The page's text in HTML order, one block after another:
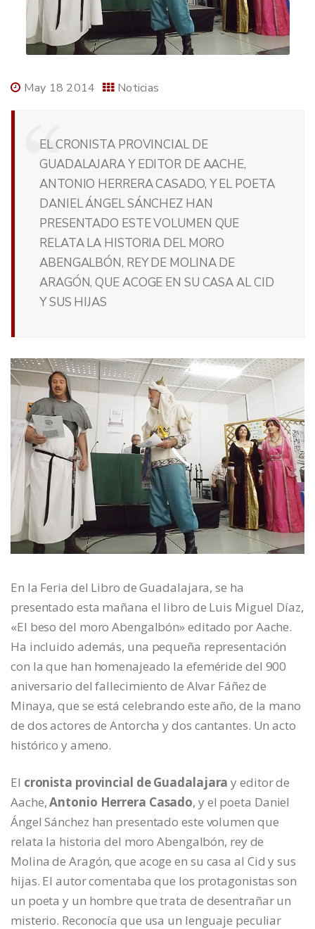
May 18 2014 Noticias
EL CRONISTA PROVINCIAL DE
GUADALAJARA Y EDITOR DE AACHE,
ANTONIO HERRERA CASADO, Y EL POETA
DANIEL ÁNGEL SÁNCHEZ HAN
PRESENTADO ESTE VOLUMEN QUE
RELATA LA HISTORIA DEL MORO
ABENGALBÓN, REY DE MOLINA DE
ARAGÓN, QUE ACOGE EN SU CASA AL CID
Y SUS HIJAS
En la Feria del Libro de Guadalajara, se ha
presentado esta mañana el libro de Luis Miguel Díaz,
«El beso del moro Abengalbón» editado por Aache.
Ha incluido además, una pequeña representación
con la que han homenajeado la efeméride del 900
aniversario del fallecimiento de Alvar Fáñez de
Minaya, que se está celebrando este año, de la mano
de dos actores de Antorcha y dos cantantes. Un acto
histórico y ameno.
El cronista provincial de Guadalajara y editor de
Aache,Antonio Herrera Casado, y el poeta Daniel
Ángel Sánchez han presentado este volumen que
relata la historia del moro Abengalbón, rey de
Molina de Aragón, que acoge en su casa al Cid y sus
hijas. El autor comentaba que los protagonistas son
un poeta y un hombre que trata de desentrañar un
misterio. Reconocía que usa un lenguaje peculiar